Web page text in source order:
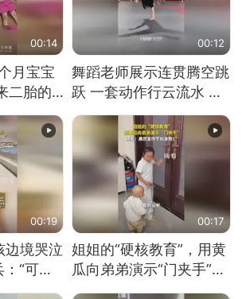
00:14
月宝宝
二胎的
00:12
舞蹈老师展示连贯腾空跳
跃 一套动作行云流水 节
奏感拉满 网友：怎么做
到又舞又武的？
00:19
边境哭泣
“可不
返回国”
00:17
姐姐的“硬核教育”，用黄
瓜向弟弟演示“门夹手”，
网友：果然言传不如身